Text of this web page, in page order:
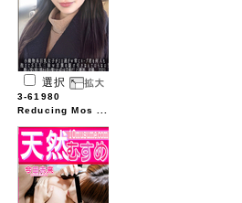
選択
3-61980
Reducing Mos ...